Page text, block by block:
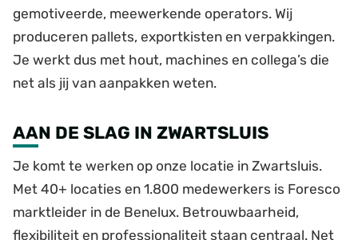
gemotiveerde, meewerkende operators. Wij
produceren pallets, exportkisten en verpakkingen.
Je werkt dus met hout, machines en collega’s die
net als jij van aanpakken weten.
AAN DE SLAG IN ZWARTSLUIS
Je komt te werken op onze locatie in Zwartsluis.
Met 40+ locaties en 1.800 medewerkers is Foresco
marktleider in de Benelux. Betrouwbaarheid,
flexibiliteit en professionaliteit staan centraal. Net